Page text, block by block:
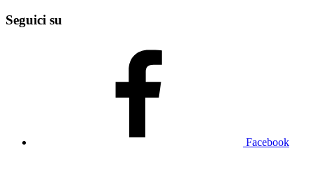
Seguici su
Facebook